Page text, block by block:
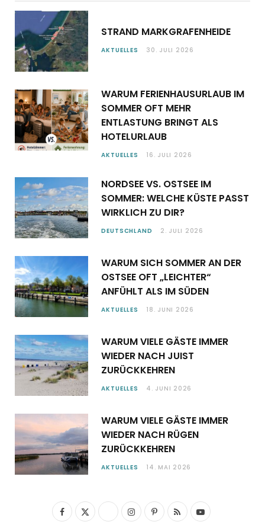
STRAND MARKGRAFENHEIDE
AKTUELLES 30. JULI 2026
WARUM FERIENHAUSURLAUB IM
SOMMER OFT MEHR
ENTLASTUNG BRINGT ALS
HOTELURLAUB
AKTUELLES 16. JULI 2026
NORDSEE VS. OSTSEE IM
SOMMER: WELCHE KÜSTE PASST
WIRKLICH ZU DIR?
DEUTSCHLAND 2. JULI 2026
WARUM SICH SOMMER AN DER
OSTSEE OFT „LEICHTER“
ANFÜHLT ALS IM SÜDEN
AKTUELLES 18. JUNI 2026
WARUM VIELE GÄSTE IMMER
WIEDER NACH JUIST
ZURÜCKKEHREN
AKTUELLES 4. JUNI 2026
WARUM VIELE GÄSTE IMMER
WIEDER NACH RÜGEN
ZURÜCKKEHREN
AKTUELLES 14. MAI 2026
F
X
I
P
R
Y